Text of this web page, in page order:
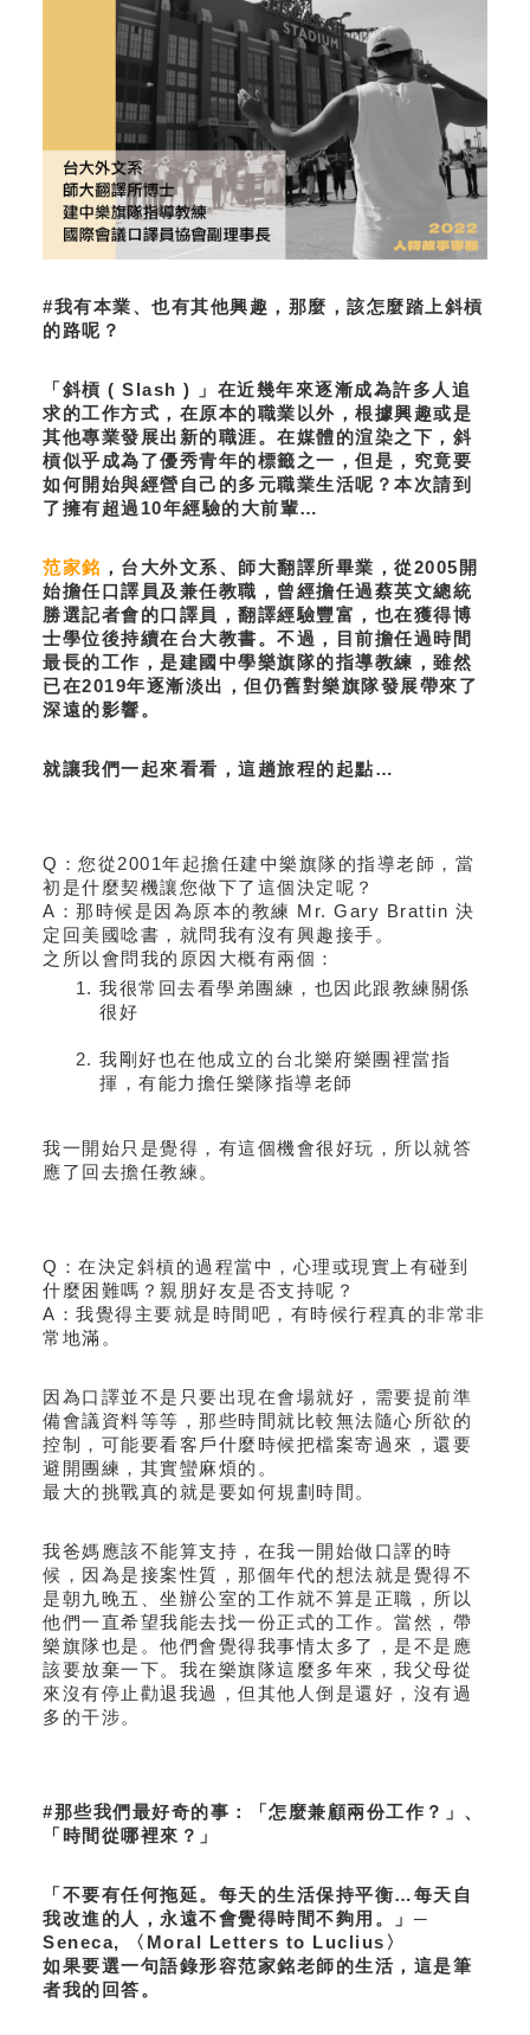
#我有本業、也有其他興趣，那麼，該怎麼踏上斜槓
的路呢？
「斜槓 ( Slash ) 」在近幾年來逐漸成為許多人追
求的工作方式，在原本的職業以外，根據興趣或是
其他專業發展出新的職涯。在媒體的渲染之下，斜
槓似乎成為了優秀青年的標籤之一，但是，究竟要
如何開始與經營自己的多元職業生活呢？本次請到
了擁有超過10年經驗的大前輩…
范家銘 ，台大外文系、師大翻譯所畢業，從2005開
始擔任口譯員及兼任教職，曾經擔任過蔡英文總統
勝選記者會的口譯員，翻譯經驗豐富，也在獲得博
士學位後持續在台大教書。不過，目前擔任過時間
最長的工作，是建國中學樂旗隊的指導教練，雖然
已在2019年逐漸淡出，但仍舊對樂旗隊發展帶來了
深遠的影響。
就讓我們一起來看看，這趟旅程的起點…
Q：您從2001年起擔任建中樂旗隊的指導老師，當
初是什麼契機讓您做下了這個決定呢？
A：那時候是因為原本的教練 Mr. Gary Brattin 決
定回美國唸書，就問我有沒有興趣接手。
之所以會問我的原因大概有兩個：
我很常回去看學弟團練，也因此跟教練關係
很好
我剛好也在他成立的台北樂府樂團裡當指
揮，有能力擔任樂隊指導老師
我一開始只是覺得，有這個機會很好玩，所以就答
應了回去擔任教練。
Q：在決定斜槓的過程當中，心理或現實上有碰到
什麼困難嗎？親朋好友是否支持呢？
A：我覺得主要就是時間吧，有時候行程真的非常非
常地滿。
因為口譯並不是只要出現在會場就好，需要提前準
備會議資料等等，那些時間就比較無法隨心所欲的
控制，可能要看客戶什麼時候把檔案寄過來，還要
避開團練，其實蠻麻煩的。
最大的挑戰真的就是要如何規劃時間。
我爸媽應該不能算支持，在我一開始做口譯的時
候，因為是接案性質，那個年代的想法就是覺得不
是朝九晚五、坐辦公室的工作就不算是正職，所以
他們一直希望我能去找一份正式的工作。當然，帶
樂旗隊也是。他們會覺得我事情太多了，是不是應
該要放棄一下。我在樂旗隊這麼多年來，我父母從
來沒有停止勸退我過，但其他人倒是還好，沒有過
多的干涉。
#那些我們最好奇的事：「怎麼兼顧兩份工作？」、
「時間從哪裡來？」
「不要有任何拖延。每天的生活保持平衡…每天自
我改進的人，永遠不會覺得時間不夠用。」─
Seneca, 〈Moral Letters to Luclius〉
如果要選一句語錄形容范家銘老師的生活，這是筆
者我的回答。